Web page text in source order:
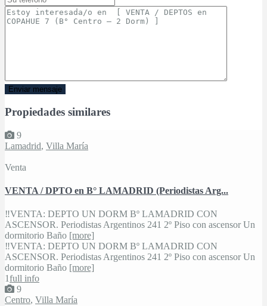
Propiedades similares
9
Lamadrid, Villa María
Venta
VENTA / DPTO en B° LAMADRID (Periodistas Arg...
‼VENTA: DEPTO UN DORM Bº LAMADRID CON
ASCENSOR. Periodistas Argentinos 241 2º Piso con ascensor Un
dormitorio Baño [more]
‼VENTA: DEPTO UN DORM Bº LAMADRID CON
ASCENSOR. Periodistas Argentinos 241 2º Piso con ascensor Un
dormitorio Baño [more]
1full info
9
Centro, Villa María